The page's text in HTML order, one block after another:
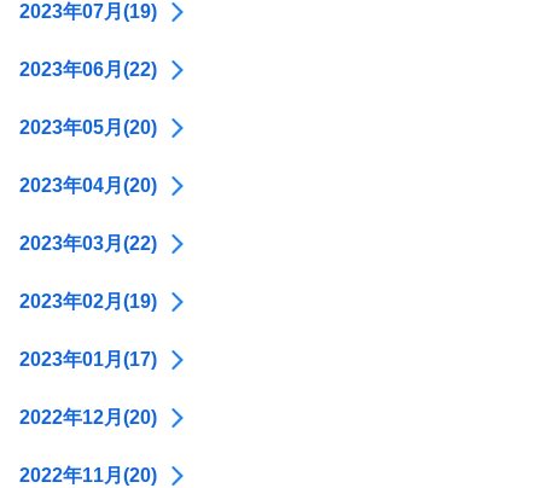
2023年07月(19)
2023年06月(22)
2023年05月(20)
2023年04月(20)
2023年03月(22)
2023年02月(19)
2023年01月(17)
2022年12月(20)
2022年11月(20)